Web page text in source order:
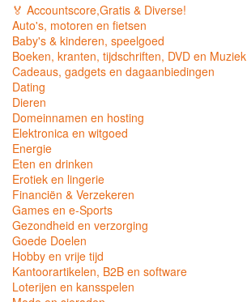
🏅 Accountscore,Gratis & Diverse!
Auto's, motoren en fietsen
Baby's & kinderen, speelgoed
Boeken, kranten, tijdschriften, DVD en Muziek
Cadeaus, gadgets en dagaanbiedingen
Dating
Dieren
Domeinnamen en hosting
Elektronica en witgoed
Energie
Eten en drinken
Erotiek en lingerie
Financiën & Verzekeren
Games en e-Sports
Gezondheid en verzorging
Goede Doelen
Hobby en vrije tijd
Kantoorartikelen, B2B en software
Loterijen en kansspelen